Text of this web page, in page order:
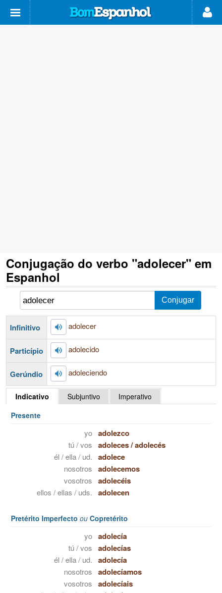
Conjugação do verbo "adolecer" em
Espanhol
Infinitivo adolecer
Particípio adolecido
Gerúndio adoleciendo
Indicativo Subjuntivo
Imperativo
Presente
yo adolezco
tú / vos adoleces/adolecés
él / ella / ud. adolece
nosotros adolecemos
vosotros adolecéis
ellos / ellas / uds. adolecen
Pretérito Imperfecto ou Copretérito
yo adolecía
tú / vos adolecías
él / ella / ud. adolecía
nosotros adolecíamos
vosotros adolecíais